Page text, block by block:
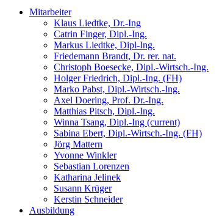
Mitarbeiter
Klaus Liedtke, Dr.-Ing
Catrin Finger, Dipl.-Ing.
Markus Liedtke, Dipl-Ing.
Friedemann Brandt, Dr. rer. nat.
Christoph Boesecke, Dipl.-Wirtsch.-Ing.
Holger Friedrich, Dipl.-Ing. (FH)
Marko Pabst, Dipl.-Wirtsch.-Ing.
Axel Doering, Prof. Dr.-Ing.
Matthias Pitsch, Dipl.-Ing.
Winna Tsang, Dipl.-Ing (current)
Sabina Ebert, Dipl.-Wirtsch.-Ing. (FH)
Jörg Mattern
Yvonne Winkler
Sebastian Lorenzen
Katharina Jelinek
Susann Krüger
Kerstin Schneider
Ausbildung